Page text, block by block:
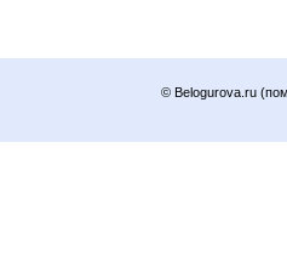
© Belogurova.ru